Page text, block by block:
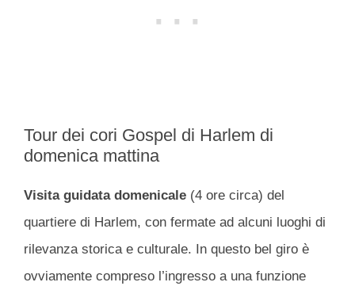
Tour dei cori Gospel di Harlem di
domenica mattina
Visita guidata domenicale (4 ore circa) del
quartiere di Harlem, con fermate ad alcuni luoghi di
rilevanza storica e culturale. In questo bel giro è
ovviamente compreso l’ingresso a una funzione